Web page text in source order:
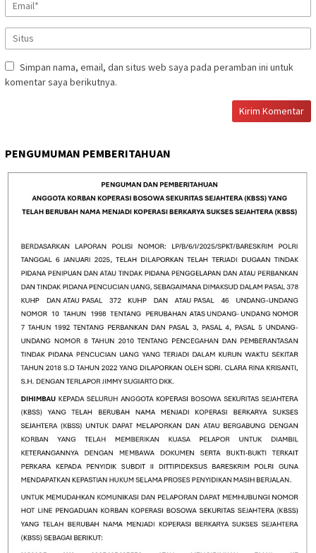
Simpan nama, email, dan situs web saya pada peramban ini untuk
komentar saya berikutnya.
PENGUMUMAN PEMBERITAHUAN